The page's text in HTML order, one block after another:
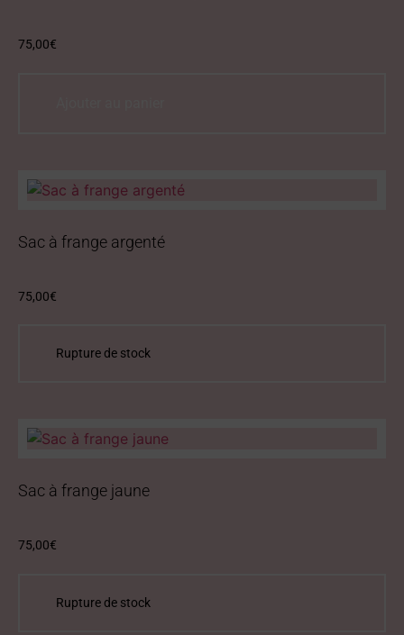
75,00€
Sac à frange argenté
75,00€
Sac à frange jaune
75,00€